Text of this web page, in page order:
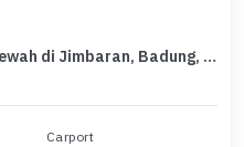
Kesempatan Langka, rumah Mewah di Jimbaran, Badung, LB 616m²
Carport